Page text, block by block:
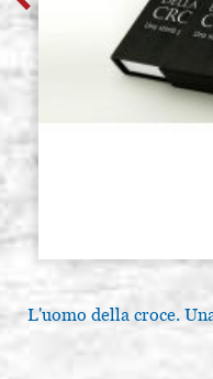
L'uomo della croce.